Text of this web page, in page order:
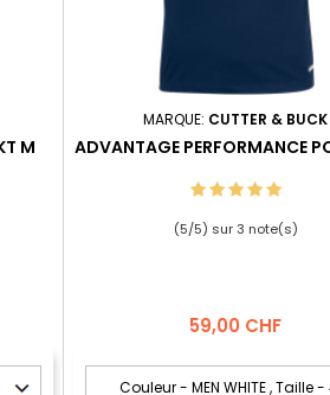
M
MARQUE: CUTTER & BUCK
ADVANTAGE PERFORMANCE
(5/5) sur3 note(s)
Prix
59,00 CHF